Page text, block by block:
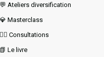
💬 Ateliers diversification
💎 Masterclass
👩‍⚕️ Consultations
📗 Le livre